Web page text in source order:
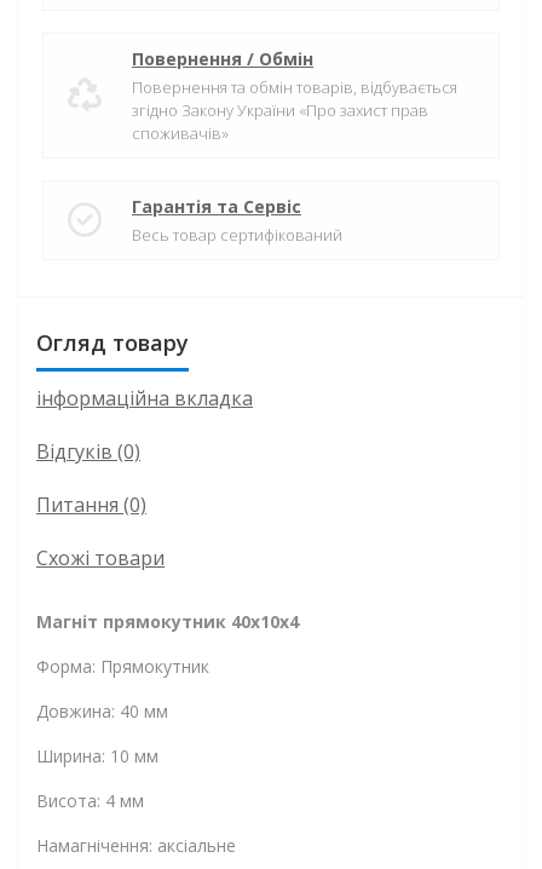
Повернення / Обмін
Повернення та обмін товарів, відбувається
згідно Закону України «Про захист прав
споживачів»
Гарантія та Сервіс
Весь товар сертифікований
Огляд товару
інформаційна вкладка
Відгуків (0)
Питання (0)
Схожі товари
Магніт прямокутник 40x10x4
Форма: Прямокутник
Довжина: 40 мм
Ширина: 10 мм
Висота: 4 мм
Намагнічення: аксіальне